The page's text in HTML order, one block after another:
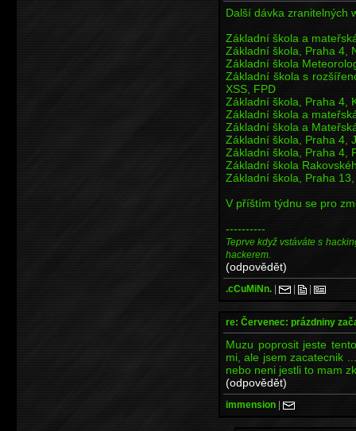
Další dávka zranitelných
Základní škola a
Základní škola, Praha 4,
Základní škola
Základní škola s
XSS, FPD
Základní škola, Praha 4,
Základní škola a
Základní škola a
Základní škola, Praha 4,
Základní škola, Praha 4,
Základní škola
Základní škola, Praha
V příštím týdnu se pro
----------
Teprve když vstáváte s
hackerem.
(odpovědět)
.cCuMiNn. | | |
re: Červenec: prázdniny
Muzu poprosit jeste
mi, ale jsem zacatecnik
nebo neni jestli to mam
(odpovědět)
immension |